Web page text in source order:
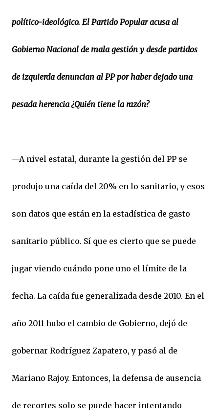
político-ideológico. El Partido Popular acusa al
Gobierno Nacional de mala gestión y desde partidos
de izquierda denuncian al PP por haber dejado una
pesada herencia ¿Quién tiene la razón?
—A nivel estatal, durante la gestión del PP se
produjo una caída del 20% en lo sanitario, y esos
son datos que están en la estadística de gasto
sanitario público. Sí que es cierto que se puede
jugar viendo cuándo pone uno el límite de la
fecha. La caída fue generalizada desde 2010. En el
año 2011 hubo el cambio de Gobierno, dejó de
gobernar Rodríguez Zapatero, y pasó al de
Mariano Rajoy. Entonces, la defensa de ausencia
de recortes solo se puede hacer intentando